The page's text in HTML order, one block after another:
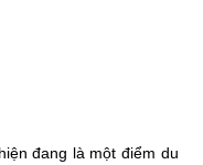
đang là một điểm du